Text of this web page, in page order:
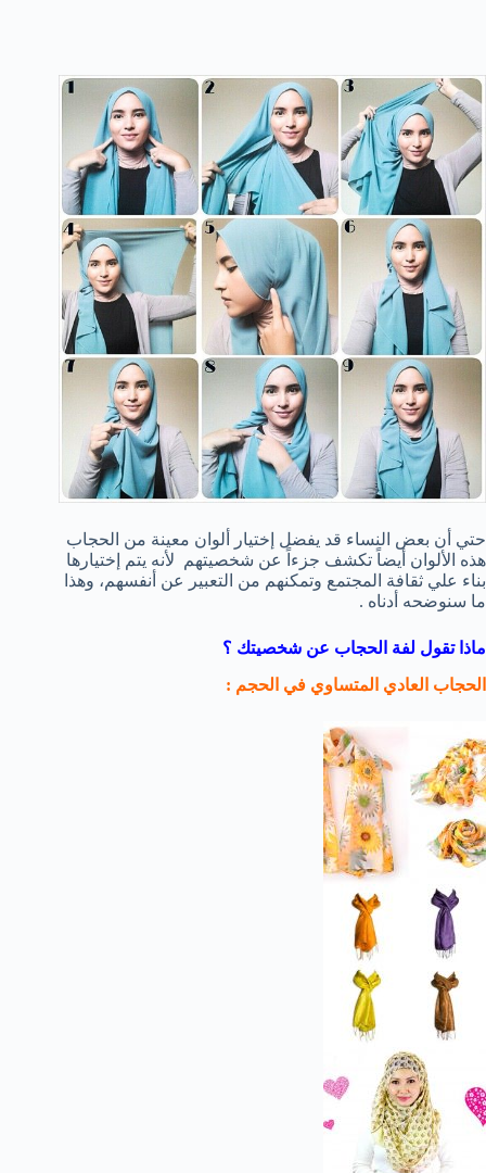
حتي أن بعض النساء قد يفضل إختيار ألوان معينة من الحجاب
هذه الألوان أيضاً تكشف جزءاً عن شخصيتهم لأنه يتم إختيارها
بناء علي ثقافة المجتمع وتمكنهم من التعبير عن أنفسهم، وهذا
ما سنوضحه أدناه .
ماذا تقول لفة الحجاب عن شخصيتك ؟
الحجاب العادي المتساوي في الحجم :